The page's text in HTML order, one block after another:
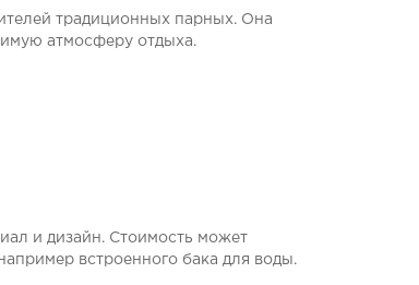
традиционных парных. Она
атмосферу отдыха.
и дизайн. Стоимость может
встроенного бака для воды.